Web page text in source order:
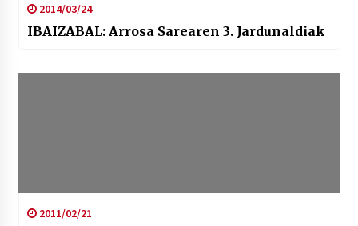
2014/03/24
IBAIZABAL: Arrosa Sarearen 3. Jardunaldiak
2011/02/21